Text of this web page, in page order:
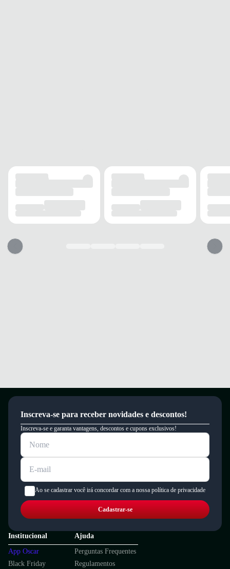
Inscreva-se para receber novidades e descontos!
Inscreva-se e garanta vantagens, descontos e cupons exclusivos!
Ao se cadastrar você irá concordar com a nossa política de privacidade
Cadastrar-se
Institucional
App Oscar
Black Friday
Ajuda
Perguntas Frequentes
Regulamentos